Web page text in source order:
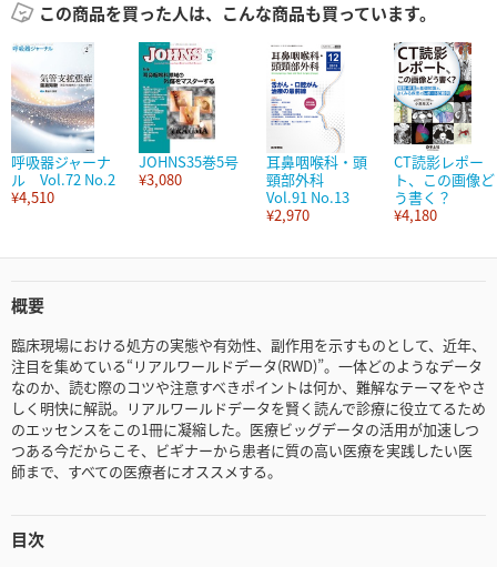
この商品を買った人は、こんな商品も買っています。
呼吸器ジャーナ
ル Vol.72 No.2
¥4,510
JOHNS35巻5号
¥3,080
耳鼻咽喉科・頭
頸部外科
Vol.91 No.13
¥2,970
CT読影レポー
ト、この画像ど
う書く？
¥4,180
概要
臨床現場における処方の実態や有効性、副作用を示すものとして、近年、
注目を集めている“リアルワールドデータ(RWD)”。一体どのようなデータ
なのか、読む際のコツや注意すべきポイントは何か、難解なテーマをやさ
しく明快に解説。リアルワールドデータを賢く読んで診療に役立てるため
のエッセンスをこの1冊に凝縮した。医療ビッグデータの活用が加速しつ
つある今だからこそ、ビギナーから患者に質の高い医療を実践したい医
師まで、すべての医療者にオススメする。
目次